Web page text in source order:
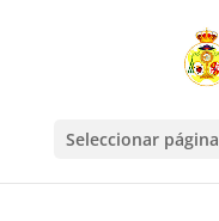
Seleccionar página